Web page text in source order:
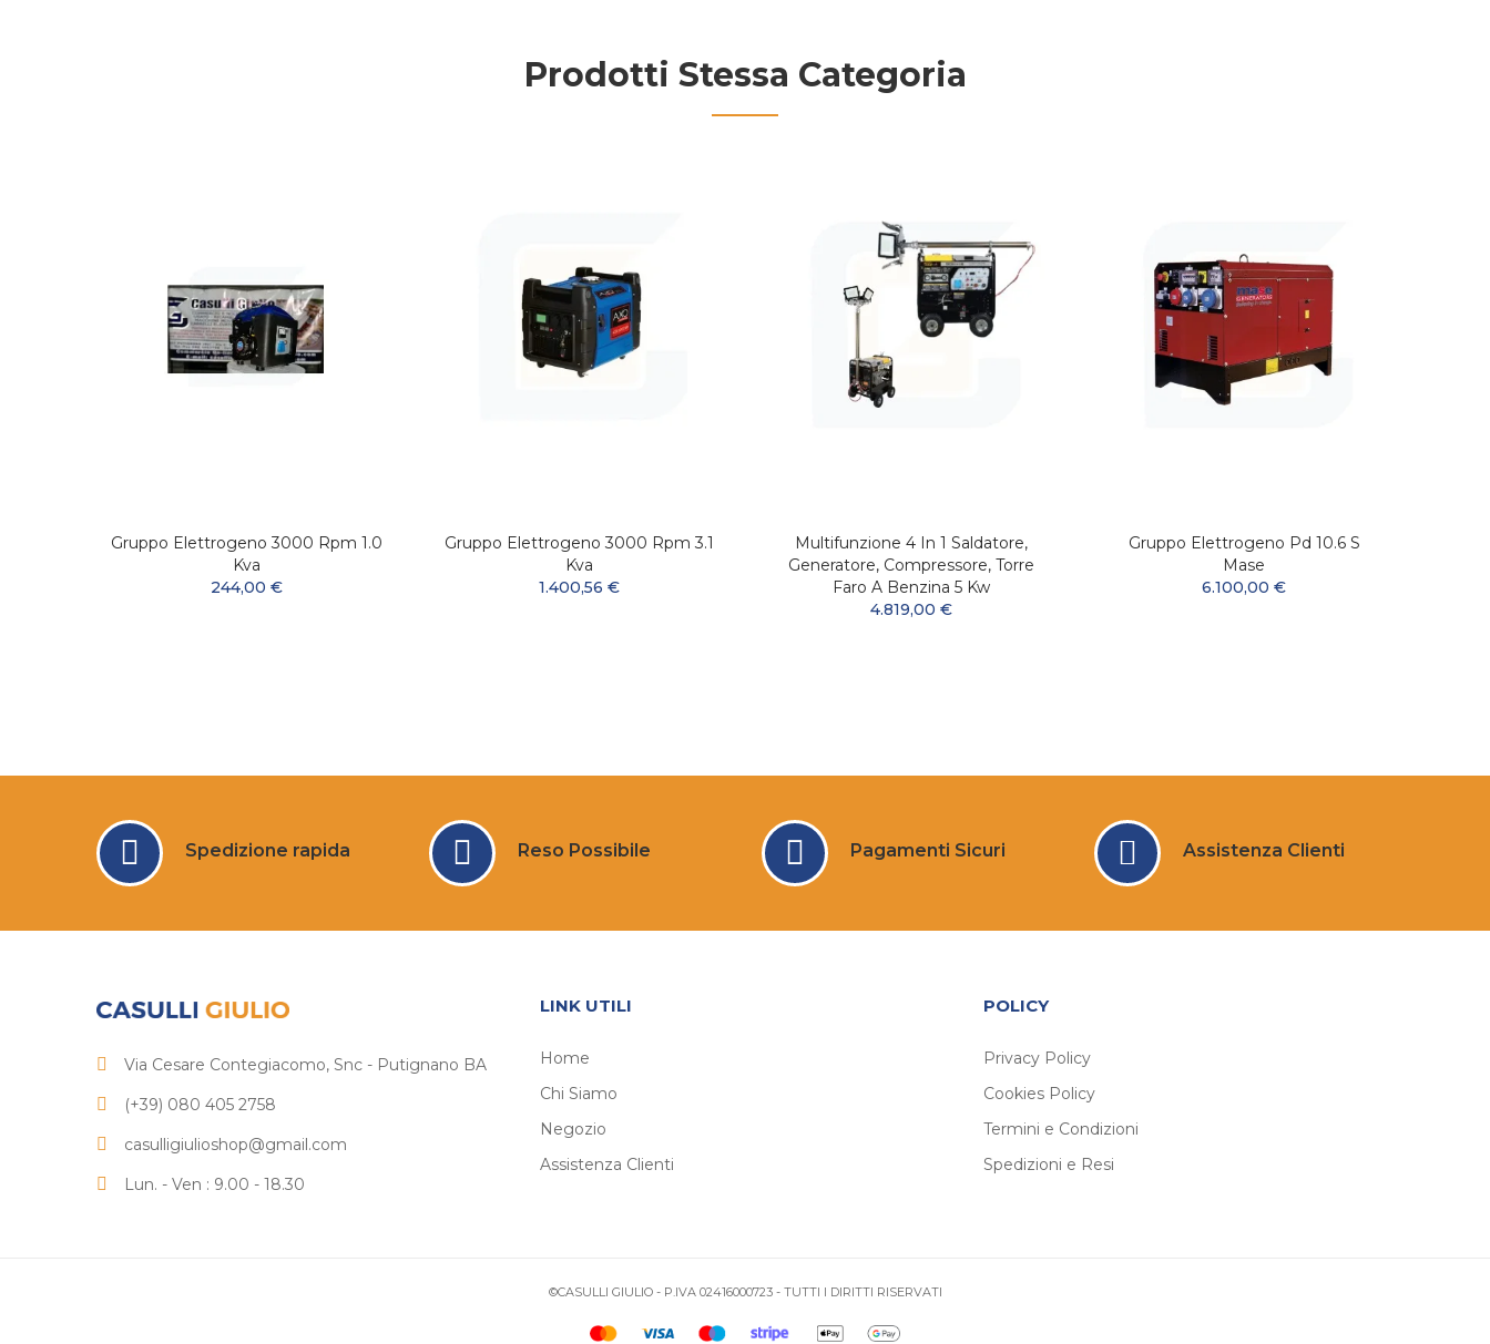
Prodotti Stessa Categoria
Gruppo Elettrogeno 3000 Rpm 1.0
Kva
244,00 €
Gruppo Elettrogeno 3000 Rpm 3.1
Kva
1.400,56 €
Multifunzione 4 In 1 Saldatore,
Generatore, Compressore, Torre
Faro A Benzina 5 Kw
4.819,00 €
Gruppo Elettrogeno Pd 10.6 S
Mase
6.100,00 €
Spedizione rapida Reso Possibile Pagamenti Sicuri Assistenza Clienti
Via Cesare Contegiacomo, Snc - Putignano BA
(+39) 080 405 2758
casulligiulioshop@gmail.com
Lun. - Ven : 9.00 - 18.30
LINK UTILI
Home
Chi Siamo
Negozio
Assistenza Clienti
POLICY
Privacy Policy
Cookies Policy
Termini e Condizioni
Spedizioni e Resi
©CASULLI GIULIO - P.IVA 02416000723 - TUTTI I DIRITTI RISERVATI